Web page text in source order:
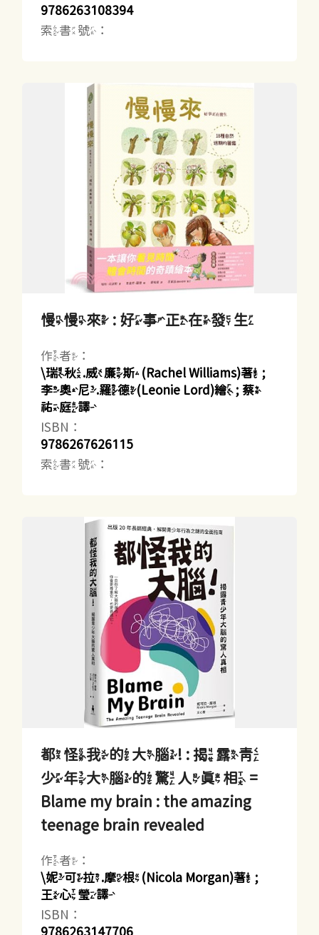
9786263108394
索書號：
慢慢來 : 好事正在發生
作者：
\瑞秋.威廉斯(Rachel Williams)著 ;
李奧尼.羅德(Leonie Lord)繪 ; 蔡
祐庭譯
ISBN：
9786267626115
索書號：
都怪我的大腦! : 揭露青
少年大腦的驚人真相 =
Blame my brain : the amazing
teenage brain revealed
作者：
\妮可拉.摩根(Nicola Morgan)著 ;
王心瑩譯
ISBN：
9786263147706